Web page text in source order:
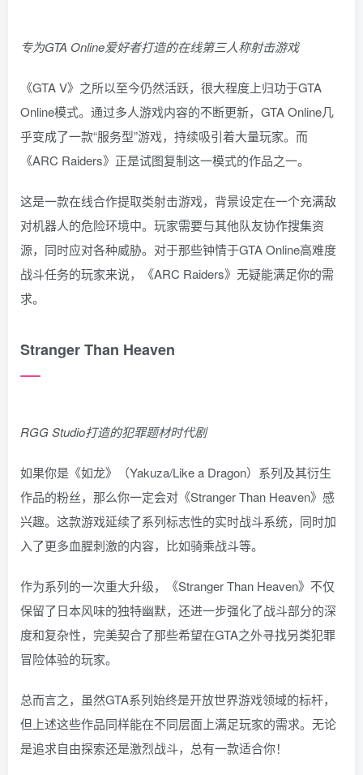
专为GTA Online爱好者打造的在线第三人称射击游戏
《GTA V》之所以至今仍然活跃，很大程度上归功于GTA
Online模式。通过多人游戏内容的不断更新，GTA Online几
乎变成了一款“服务型”游戏，持续吸引着大量玩家。而
《ARC Raiders》正是试图复制这一模式的作品之一。
这是一款在线合作提取类射击游戏，背景设定在一个充满敌
对机器人的危险环境中。玩家需要与其他队友协作搜集资
源，同时应对各种威胁。对于那些钟情于GTA Online高难度
战斗任务的玩家来说，《ARC Raiders》无疑能满足你的需
求。
Stranger Than Heaven
RGG Studio打造的犯罪题材时代剧
如果你是《如龙》（Yakuza/Like a Dragon）系列及其衍生
作品的粉丝，那么你一定会对《Stranger Than Heaven》感
兴趣。这款游戏延续了系列标志性的实时战斗系统，同时加
入了更多血腥刺激的内容，比如骑乘战斗等。
作为系列的一次重大升级，《Stranger Than Heaven》不仅
保留了日本风味的独特幽默，还进一步强化了战斗部分的深
度和复杂性，完美契合了那些希望在GTA之外寻找另类犯罪
冒险体验的玩家。
总而言之，虽然GTA系列始终是开放世界游戏领域的标杆，
但上述这些作品同样能在不同层面上满足玩家的需求。无论
是追求自由探索还是激烈战斗，总有一款适合你！